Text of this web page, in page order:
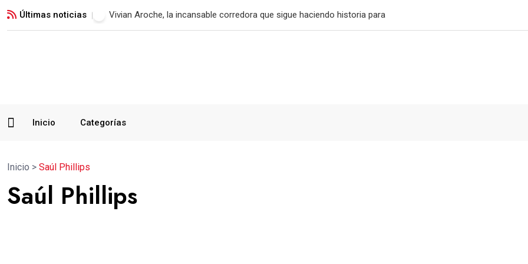
Últimas noticias Vivian Aroche, la incansable corredora que sigue haciendo historia para
Inicio Categorías
Inicio > Saúl Phillips
Saúl Phillips